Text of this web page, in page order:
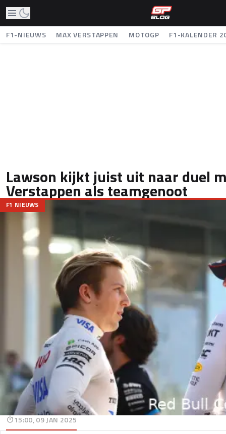
F1-NIEUWS MAX VERSTAPPEN MOTOGP F1-KALENDER
Lawson kijkt juist uit naar duel
Verstappen als teamgenoot
F1 NIEUWS
15:00, 09 JAN 2025